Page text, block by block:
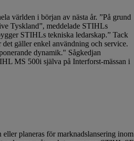
världen i början av nästa år. ”På grund
Tyskland”, meddelade STIHLs
STIHLs tekniska ledarskap.” Tack
gäller enkel användning och service.
dynamik." Sågkedjan
MS 500i själva på Interforst-mässan i
planeras för marknadslansering inom